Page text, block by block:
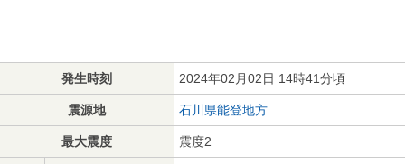
発生時刻 2024年02月02日 14時41分頃
震源地 石川県能登地方
最大震度 震度2